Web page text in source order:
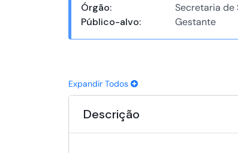
Órgão:
Secretaria de
Público-alvo:
Gestante
Expandir Todos
Descrição